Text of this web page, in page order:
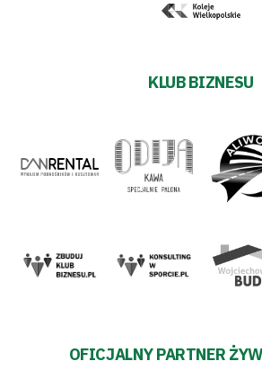
KLUB BIZNESU
OFICJALNY PARTNER